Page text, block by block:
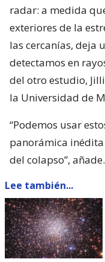
radar: a medida
exteriores de la
las cercanías, deja
detectamos en
del otro estudio,
la Universidad de
“Podemos usar
panorámica
del colapso”, añade.
Lee también...